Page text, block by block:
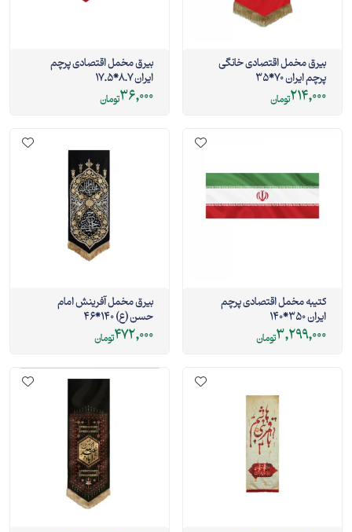
بیرق مخمل اقتصادی خانگی
پرچم ایران 70*35
214,000تومان
بیرق مخمل اقتصادی پرچم
ایران 8.7*17.5
36,000تومان
کتیبه مخمل اقتصادی پرچم
ایران 350*140
3,299,000تومان
بیرق مخمل آفرینش امام
حسن (ع) 140*46
472,000تومان